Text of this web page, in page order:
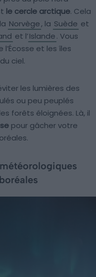
le cercle arctique. Cela
Norvège, la Suède et
et l’Islande. Vous
et les îles
ciel.
les lumières des
ou peu peuplés
forêts éloignées. Là, il
pour gâcher votre